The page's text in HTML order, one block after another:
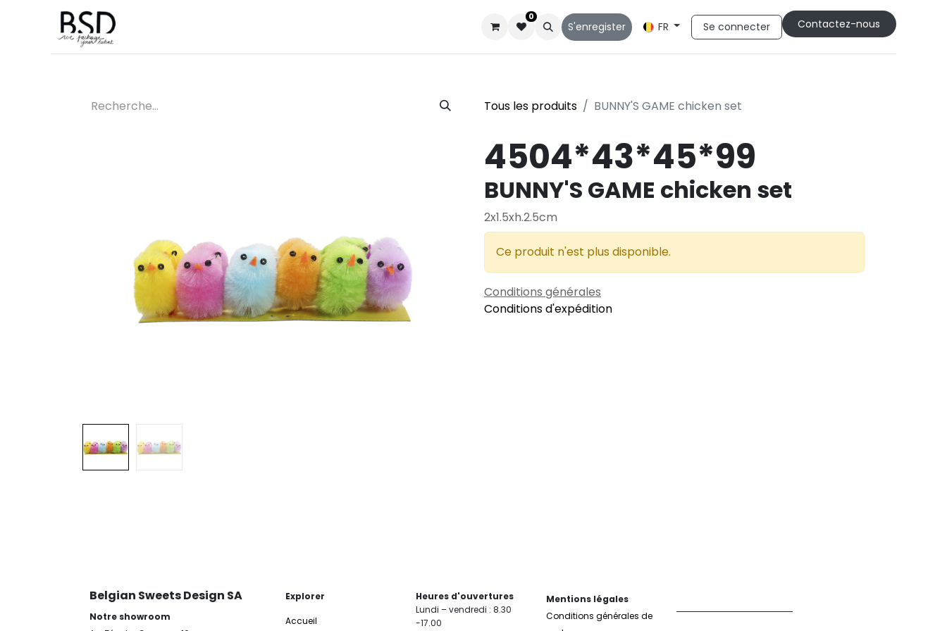
Qui sommes-nous
0
S'enregister FR Se connecter Cont​​actez-nous
Tous les produits BUNNY'S GAME chicken set
4504*43*45*99
BUNNY'S GAME chicken set
2x1.5xh.2.5cm
Ce produit n'est plus disponible.
Conditions générales
Conditions d'expédition
Belgian Sweets Design SA
Notre showroom
Explorer
Accueil
Heures d'ouvertures
Lundi – vendredi : 8.30
-17.00
Mentions légales
Conditions générales de